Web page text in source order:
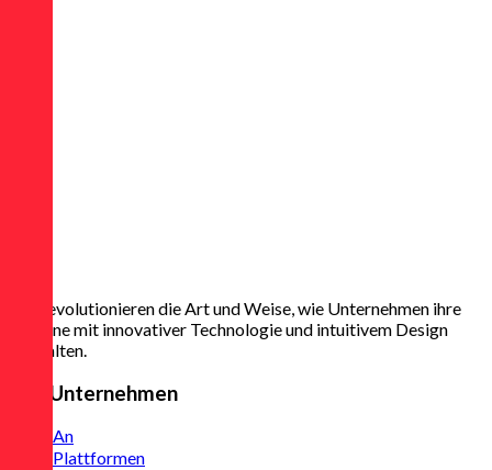
Wir revolutionieren die Art und Weise, wie Unternehmen ihre
Termine mit innovativer Technologie und intuitivem Design
verwalten.
Das Unternehmen
An
Plattformen